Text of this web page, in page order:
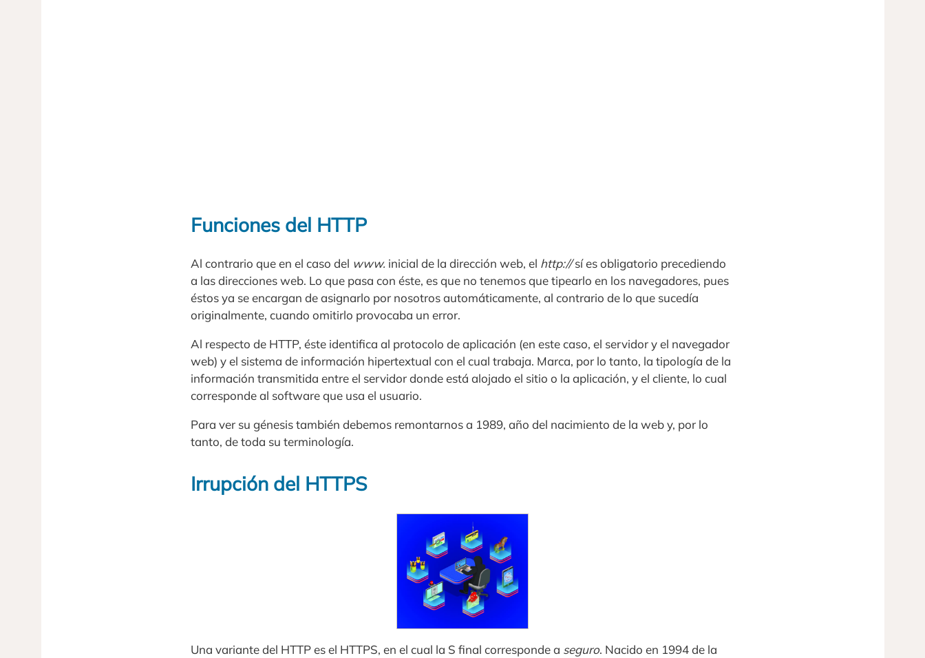
Funciones del HTTP
Al contrario que en el caso del www. inicial de la dirección web, el http://sí es obligatorio precediendo
a las direcciones web. Lo que pasa con éste, es que no tenemos que tipearlo en los navegadores, pues
éstos ya se encargan de asignarlo por nosotros automáticamente, al contrario de lo que sucedía
originalmente, cuando omitirlo provocaba un error.
Al respecto de HTTP, éste identifica al protocolo de aplicación (en este caso, el servidor y el navegador
web) y el sistema de información hipertextual con el cual trabaja. Marca, por lo tanto, la tipología de la
información transmitida entre el servidor donde está alojado el sitio o la aplicación, y el cliente, lo cual
corresponde al software que usa el usuario.
Para ver su génesis también debemos remontarnos a 1989, año del nacimiento de la web y, por lo
tanto, de toda su terminología.
Irrupción del HTTPS
Una variante del HTTP es el HTTPS, en el cual la S final corresponde a seguro. Nacido en 1994 de la